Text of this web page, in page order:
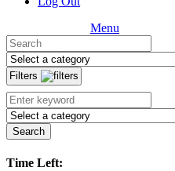
Menu
Filters
Search
Time Left: